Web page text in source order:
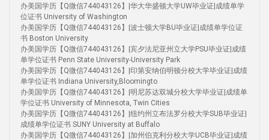
办美国学历【Q微信744043126】|华大华盛顿大学UW毕业证|成绩单学
位证书 University of Washington
办美国学历【Q微信744043126】|波士顿大学BU毕业证|成绩单学位证
书 Boston University
办美国学历【Q微信744043126】|宾夕法尼亚州立大学PSU毕业证|成绩
单学位证书 Penn State University-University Park
办美国学历【Q微信744043126】|印第安纳伯明顿分校大学毕业证|成绩
单学位证书 Indiana University,Bloomingto
办美国学历【Q微信744043126】|明尼苏达双城分校大学毕业证|成绩单
学位证书 University of Minnesota, Twin Cities
办美国学历【Q微信744043126】|纽约州立布法罗分校大学SUB毕业证|
成绩单学位证书 SUNY University at Buffalo
办美国学历【Q微信744043126】|加州伯克利分校大学UCB毕业证|成绩